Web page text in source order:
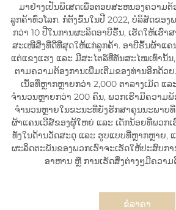
ມາຢ່າງເປັນພິເສດເພື່ອຕອບສະຫນອງຄວາມ
ລູກຄ້າທົ່ວໂລກ. ກໍ່ຕັ້ງຂຶ້ນໃນປີ 2022, ບໍລິສັດຂອ
ກວ່າ 10 ປີໃນການຜະລິດອາບີຣົ້ນ, ເຮັດໃຫ້ເຮົາ
ສະເໜີສິ່ງທີ່ດີທີ່ສຸດໃຫ້ແກ່ລູກຄ້າ. ອາບີຣົ້ນຜ້າແຄ
ແຕ່ແຂງແຮງ ແລະ ມີສະໄຕລ໌ທີ່ທັນສະໄໝເທົ່ານັ້ນ
ຕາມຄວາມຕ້ອງການເພີ່ມເຕີມຂອງທ່ານອີກດ້ວ
ເນື້ອທີ່ຫຼາກຫຼາຍກວ່າ 2,000 ຕາລາງເມັດ ແລ
ຈຳນວນຫຼາຍກວ່າ 200 ຄົນ, ພວກເຮົາມີຄວາມ
ຈຳນວນຫຼາຍໃນຂະນະທີ່ຍັງຮັກສາຄຸນນະພາບ
ຜ້າແຄນເວີສ໌ຂອງຜູ້ໃຫຍ່ ແລະ ເດັກນ້ອຍທີ່ພວກເ
ທັງໃນດ້ານວັດສະດຸ ແລະ ຮູບແບບທີ່ຫຼາກຫຼາຍ,
ຜະລິດຕະພັນຂອງພວກເຮົາຈະເຮັດໃຫ້ປະສົບກາ
ອາຫານ ຫຼື ການເຮັດສິ່ງຕ່າງໆມີຄວາມ
ຂໍລາຄາ